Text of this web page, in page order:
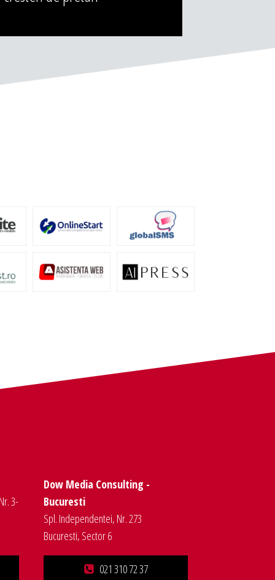
3-
Dow Media Consulting -
Bucuresti
Spl. Independentei, Nr. 273
Bucuresti, Sector 6
021 310 72 37